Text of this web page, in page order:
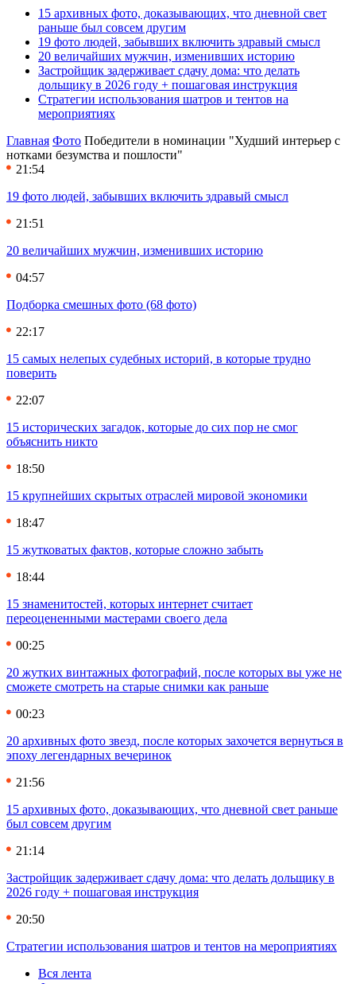
15 архивных фото, доказывающих, что дневной свет
раньше был совсем другим
19 фото людей, забывших включить здравый смысл
20 величайших мужчин, изменивших историю
Застройщик задерживает сдачу дома: что делать
дольщику в 2026 году + пошаговая инструкция
Стратегии использования шатров и тентов на
мероприятиях
Главная Фото Победители в номинации "Худший интерьер с
нотками безумства и пошлости"
21:54
19 фото людей, забывших включить здравый смысл
21:51
20 величайших мужчин, изменивших историю
04:57
Подборка смешных фото (68 фото)
22:17
15 самых нелепых судебных историй, в которые трудно
поверить
22:07
15 исторических загадок, которые до сих пор не смог
объяснить никто
18:50
15 крупнейших скрытых отраслей мировой экономики
18:47
15 жутковатых фактов, которые сложно забыть
18:44
15 знаменитостей, которых интернет считает
переоцененными мастерами своего дела
00:25
20 жутких винтажных фотографий, после которых вы уже не
сможете смотреть на старые снимки как раньше
00:23
20 архивных фото звезд, после которых захочется вернуться в
эпоху легендарных вечеринок
21:56
15 архивных фото, доказывающих, что дневной свет раньше
был совсем другим
21:14
Застройщик задерживает сдачу дома: что делать дольщику в
2026 году + пошаговая инструкция
20:50
Стратегии использования шатров и тентов на мероприятиях
Вся лента